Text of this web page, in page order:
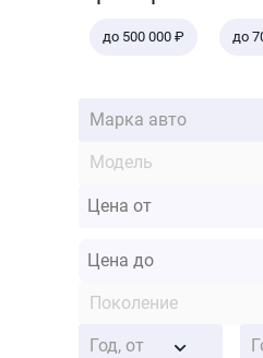
до 500 000 ₽ до
Марка авто
Модель
Поколение
Год, от